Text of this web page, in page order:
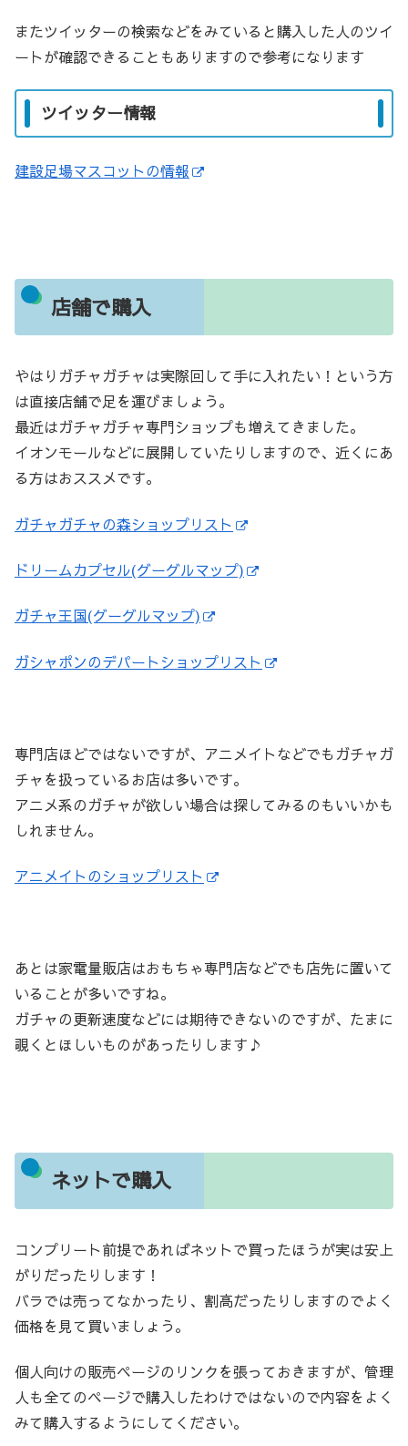
またツイッターの検索などをみていると購入した人のツイ
ートが確認できることもありますので参考になります
ツイッター情報
建設足場マスコットの情報
店舗で購入
やはりガチャガチャは実際回して手に入れたい！という方
は直接店舗で足を運びましょう。
最近はガチャガチャ専門ショップも増えてきました。
イオンモールなどに展開していたりしますので、近くにあ
る方はおススメです。
ガチャガチャの森ショップリスト
ドリームカプセル(グーグルマップ)
ガチャ王国(グーグルマップ)
ガシャポンのデパートショップリスト
専門店ほどではないですが、アニメイトなどでもガチャガ
チャを扱っているお店は多いです。
アニメ系のガチャが欲しい場合は探してみるのもいいかも
しれません。
アニメイトのショップリスト
あとは家電量販店はおもちゃ専門店などでも店先に置いて
いることが多いですね。
ガチャの更新速度などには期待できないのですが、たまに
覗くとほしいものがあったりします♪
ネットで購入
コンプリート前提であればネットで買ったほうが実は安上
がりだったりします！
バラでは売ってなかったり、割高だったりしますのでよく
価格を見て買いましょう。
個人向けの販売ページのリンクを張っておきますが、管理
人も全てのページで購入したわけではないので内容をよく
みて購入するようにしてください。